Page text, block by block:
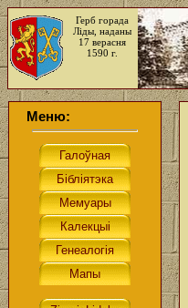
Герб горада
Ліды, наданы
17 верасня
1590 г.
Меню: